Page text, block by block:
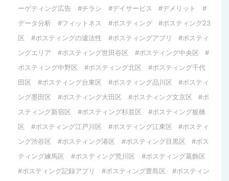
ーゲティング広告
チラシ デイサービス
デメリット
データ分析
フィットネス ポスティング
ポスティング23
区
ポスティングの違法性 ポスティングアプリ
ポスティ
ングエリア
ポスティング世田谷区
ポスティング中央区
ポスティング中野区
ポスティング北区
ポスティング千代
田区
ポスティング台東区 ポスティング品川区
ポスティ
ング墨田区
ポスティング大田区 ポスティング文京区
ポ
スティング新宿区
ポスティング杉並区
ポスティング板橋
区
ポスティング江戸川区 ポスティング江東区
ポスティ
ング渋谷区
ポスティング港区 ポスティング目黒区
ポス
ティング練馬区
ポスティング荒川区
ポスティング葛飾区
ポスティング記録アプリ
ポスティング豊島区
ポスティン